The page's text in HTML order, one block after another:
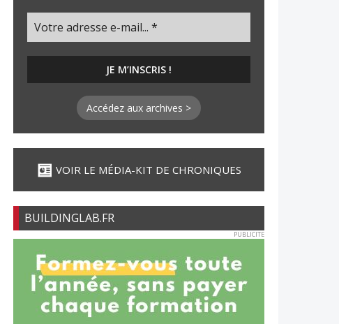
Accédez aux archives >
VOIR LE MÉDIA-KIT DE CHRONIQUES
BUILDINGLAB.FR
PUBLICITE